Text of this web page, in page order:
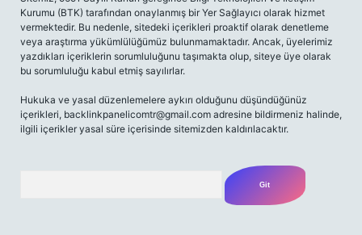
Kurumu (BTK) tarafından onaylanmış bir Yer Sağlayıcı olarak hizmet
vermektedir. Bu nedenle, sitedeki içerikleri proaktif olarak denetleme
veya araştırma yükümlülüğümüz bulunmamaktadır. Ancak, üyelerimiz
yazdıkları içeriklerin sorumluluğunu taşımakta olup, siteye üye olarak
bu sorumluluğu kabul etmiş sayılırlar.
Hukuka ve yasal düzenlemelere aykırı olduğunu düşündüğünüz
içerikleri, backlinkpanelicomtr@gmail.com adresine bildirmeniz halinde,
ilgili içerikler yasal süre içerisinde sitemizden kaldırılacaktır.